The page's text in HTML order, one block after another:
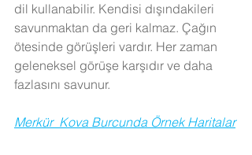
dil kullanabilir. Kendisi dışındakileri
savunmaktan da geri kalmaz. Çağın
ötesinde görüşleri vardır. Her zaman
geleneksel görüşe karşıdır ve daha
fazlasını savunur.
Merkür  Kova Burcunda Örnek Haritalar